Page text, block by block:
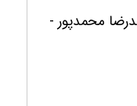
محمدپور -